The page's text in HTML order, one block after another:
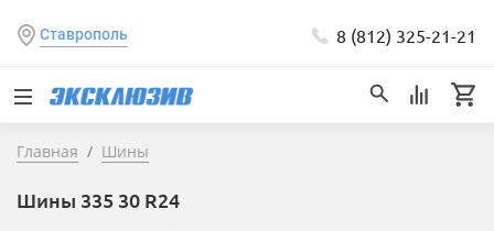
Ставрополь 8 (812) 325-21-21
Главная Шины
Шины 335 30 R24